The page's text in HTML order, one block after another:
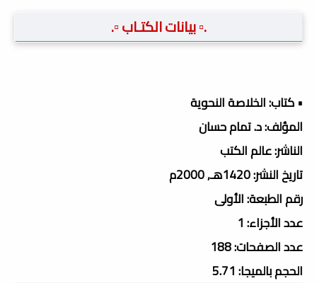
.▫️ بيانات الكتـاب ▫️.
• كتاب: الخلاصة النحوية
المؤلف: د. تمام حسان
الناشر: عالم الكتب
تاريخ النشر: 1420هـ, 2000م
رقم الطبعة: الأولى
عدد الأجزاء: 1
عدد الصفحات: 188
الحجم بالميجا: 5.71